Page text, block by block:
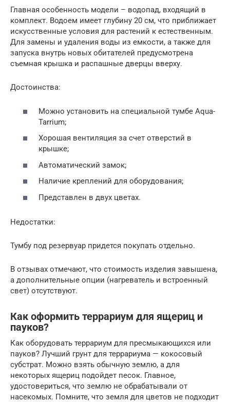
Главная особенность модели – водопад, входящий в
комплект. Водоем имеет глубину 20 см, что приближает
искусственные условия для растений к естественным.
Для замены и удаления воды из емкости, а также для
запуска внутрь новых обитателей предусмотрена
съемная крышка и распашные дверцы вверху.
Достоинства:
Можно установить на специальной тумбе Aqua-
Tarrium;
Хорошая вентиляция за счет отверстий в
крышке;
Автоматический замок;
Наличие креплений для оборудования;
Представлен в двух цветах.
Недостатки:
Тумбу под резервуар придется покупать отдельно.
В отзывах отмечают, что стоимость изделия завышена,
а дополнительные опции (нагреватель и встроенный
свет) отсутствуют.
Как оформить террариум для ящериц и
пауков?
Как оборудовать террариум для пресмыкающихся или
пауков? Лучший грунт для террариума — кокосовый
субстрат. Можно взять обычную землю, а для
некоторых ящериц подойдет песок. Главное,
удостовериться, что землю не обрабатывали от
насекомых. Помните, что земля для цветов не подходит